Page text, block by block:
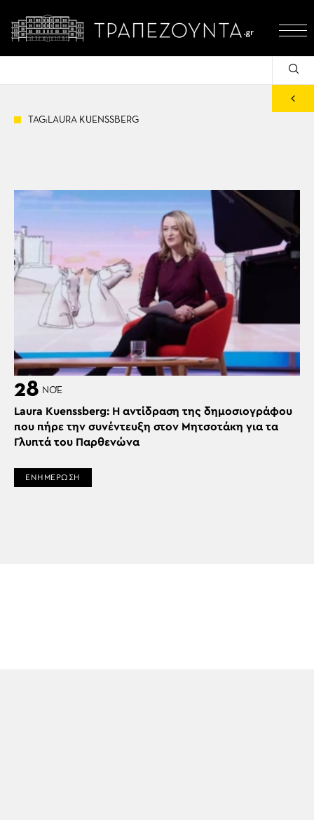
TAG:LAURA KUENSSBERG
28 ΝΟΈ
Laura Kuenssberg: Η αντίδραση της δημοσιογράφου
που πήρε την συνέντευξη στον Μητσοτάκη για τα
Γλυπτά του Παρθενώνα
ΕΝΗΜΕΡΩΣΗ